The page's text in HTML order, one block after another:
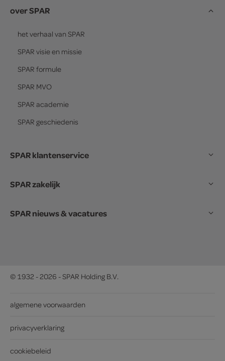
over SPAR
het verhaal van SPAR
SPAR visie en missie
SPAR formule
SPAR MVO
SPAR academie
SPAR geschiedenis
SPAR klantenservice
SPAR zakelijk
SPAR nieuws & vacatures
© 1932 - 2026 - SPAR Holding B.V.
algemene voorwaarden
privacyverklaring
cookiebeleid